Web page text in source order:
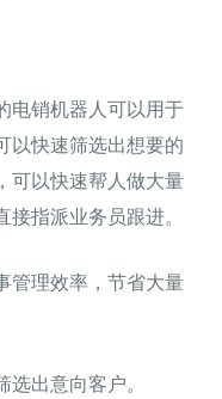
电销机器人可以用于
以快速筛选出想要的
可以快速帮人做大量
指派业务员跟进。
管理效率，节省大量
出意向客户。